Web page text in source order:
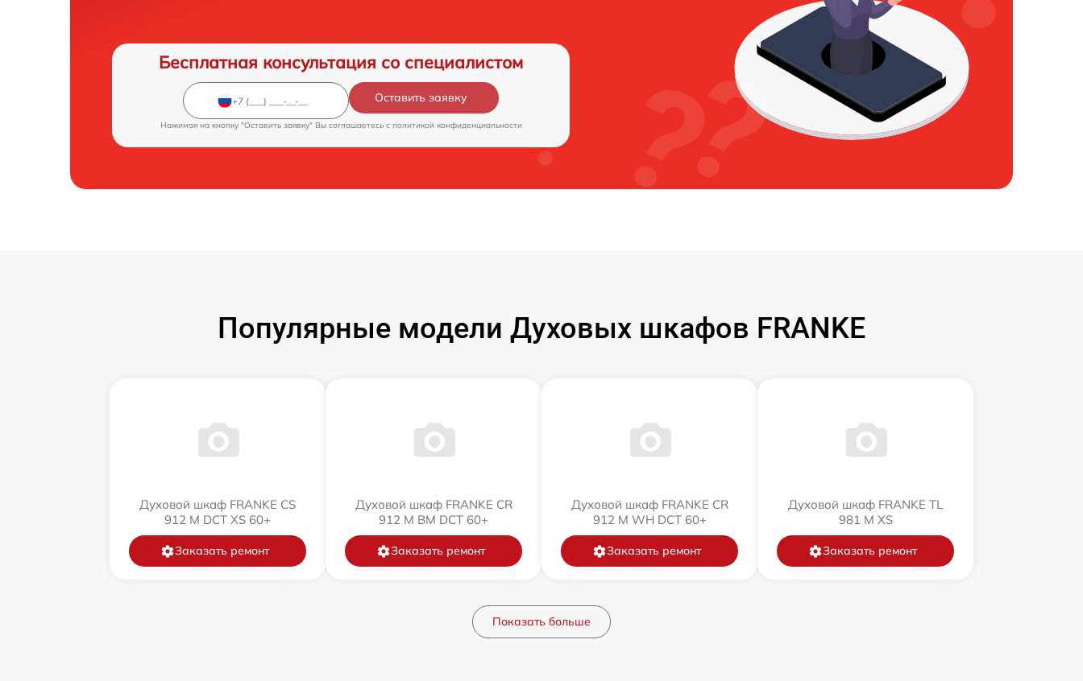
Бесплатная консультация со специалистом
Оставить заявку
Нажимая на кнопку "Оставить заявку" Вы соглашаетесь c политикой конфиденциальности
Популярные модели Духовых шкафов FRANKE
Духовой шкаф FRANKE CS
912 M DCT XS 60+
Заказать ремонт
Духовой шкаф FRANKE CR
912 M BM DCT 60+
Заказать ремонт
Духовой шкаф FRANKE CR
912 M WH DCT 60+
Заказать ремонт
Духовой шкаф FRANKE TL
981 M XS
Заказать ремонт
Показать больше